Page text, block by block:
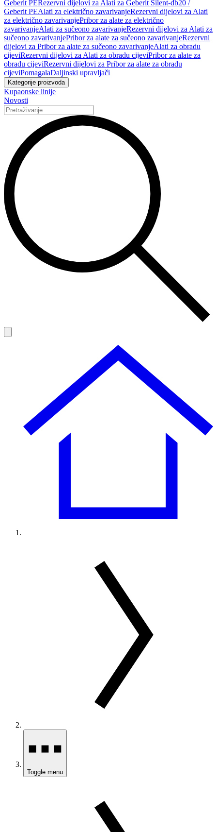
Geberit PERezervni dijelovi za Alati za Geberit Silent-db20 /
Geberit PEAlati za električno zavarivanjeRezervni dijelovi za Alati
za električno zavarivanjePribor za alate za električno
zavarivanjeAlati za sučeono zavarivanjeRezervni dijelovi za Alati za
sučeono zavarivanjePribor za alate za sučeono zavarivanjeRezervni
dijelovi za Pribor za alate za sučeono zavarivanjeAlati za obradu
cijeviRezervni dijelovi za Alati za obradu cijeviPribor za alate za
obradu cijeviRezervni dijelovi za Pribor za alate za obradu
cijeviPomagalaDaljinski upravljači
Kategorije proizvoda
Kupaonske linije
Novosti
Toggle menu